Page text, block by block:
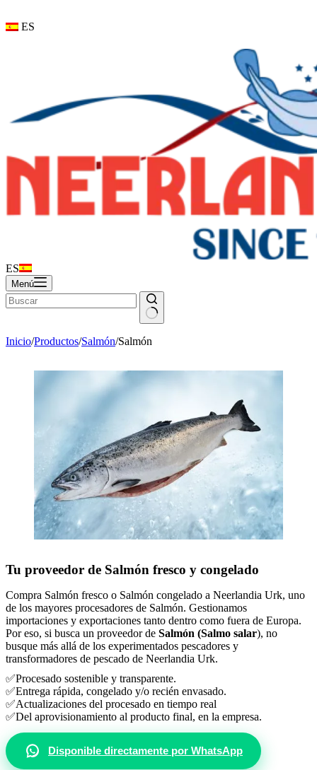
ES
ES
Menú
Inicio/Productos/Salmón/Salmón
Tu proveedor de Salmón fresco y congelado
Compra Salmón fresco o Salmón congelado a Neerlandia Urk, uno
de los mayores procesadores de Salmón. Gestionamos
importaciones y exportaciones tanto dentro como fuera de Europa.
Por eso, si busca un proveedor de Salmón (Salmo salar), no
busque más allá de los experimentados pescadores y
transformadores de pescado de Neerlandia Urk.
✅Procesado sostenible y transparente.
✅Entrega rápida, congelado y/o recién envasado.
✅Actualizaciones del procesado en tiempo real
✅Del aprovisionamiento al producto final, en la empresa.
Disponible directamente por WhatsApp